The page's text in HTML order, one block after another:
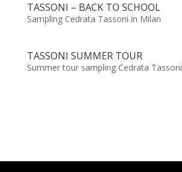
TASSONI – BACK TO SCHOOL
Sampling Cedrata Tassoni in Milan
TASSONI SUMMER TOUR
Summer tour sampling Cedrata Tassoni